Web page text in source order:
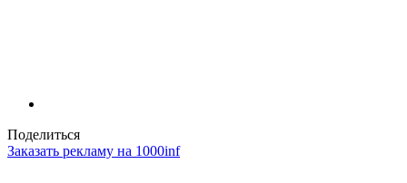
Поделиться
Заказать рекламу на 1000inf